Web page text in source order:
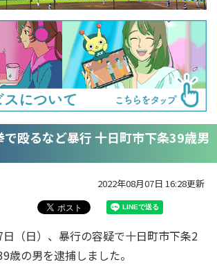
で殴るなど暴行 十日町市下条39歳男
2022年08月07日 16:28更新
（日）、暴行の容疑で十日町市下条2
歳の男を逮捕しました。